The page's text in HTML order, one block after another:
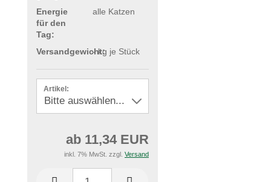
Energie
für den
Tag:
alle Katzen
Versandgewicht:
-kg je Stück
Artikel:
ab 11,34 EUR
inkl. 7% MwSt. zzgl. Versand